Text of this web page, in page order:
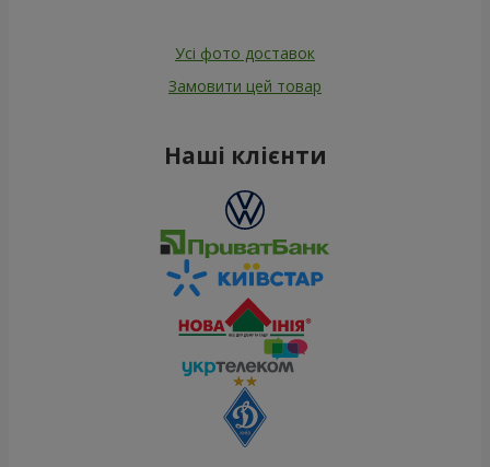
Усі фото доставок
Замовити цей товар
Наші клієнти